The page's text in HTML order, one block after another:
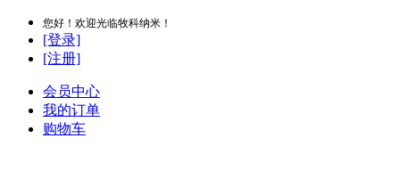
您好！欢迎光临牧科纳米！
[登录]
[注册]
会员中心
我的订单
购物车